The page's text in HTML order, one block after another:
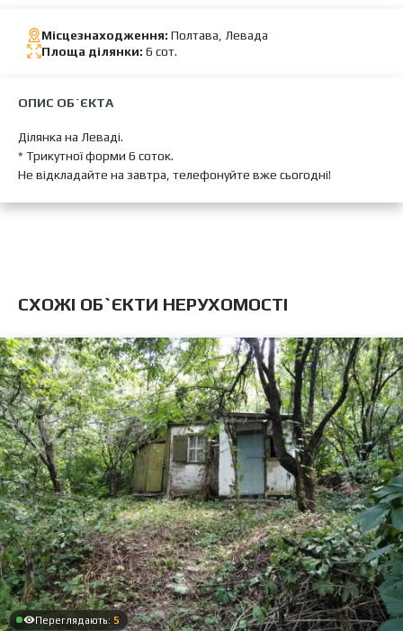
Місцезнаходження: Полтава, Левада
Площа ділянки: 6 сот.
ОПИС ОБ`ЄКТА
Ділянка на Леваді.
* Трикутної форми 6 соток.
Не відкладайте на завтра, телефонуйте вже сьогодні!
CХОЖІ ОБ`ЄКТИ НЕРУХОМОСТІ
Переглядають: 5